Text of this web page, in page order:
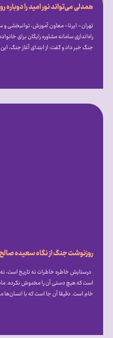
همدلی می‌تواند نور امید را دوباره
تهران- ایرنا- معاون آموزش، توانبخشی و
راه‌اندازی سامانه مشاوره رایگان برای
جنگ خبر داد و گفت: از ابتدای آغاز جنگ، این
روزنوشت جنگ از نگاه سعیده
درستایش خاطره خاطرات نه تاریخ است،
است که هیچ دستی آن را مخدوش نکرده.
خام است. دقیقا آن جا است که با انسان‌ها